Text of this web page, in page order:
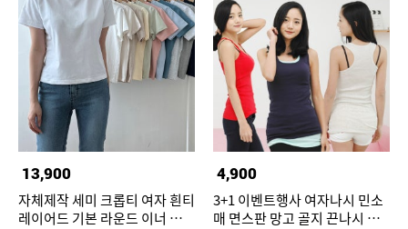
13,900
자체제작 세미 크롭티 여자 흰티
레이어드 기본 라운드 이너 티셔
4,900
3+1 이벤트행사 여자나시 민소
매 면스판 망고 골지 끈나시 롱